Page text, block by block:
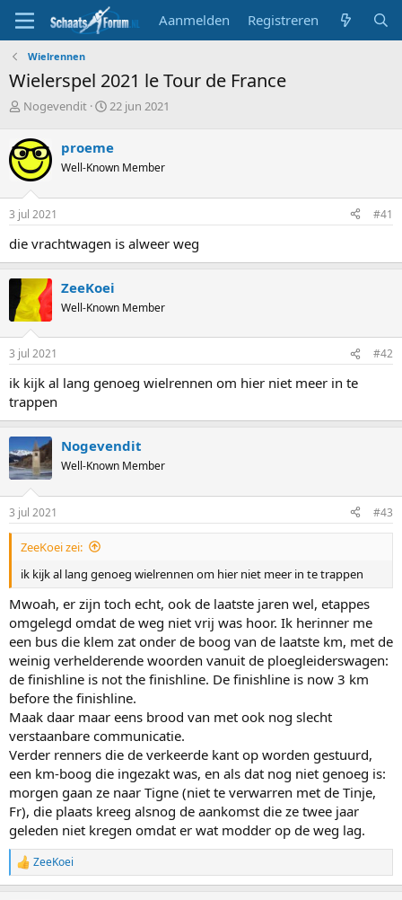
Aanmelden Registreren
Wielrennen
Wielerspel 2021 le Tour de France
T
p
i
c
s
t
a
t
e
r
Nogevendit
S
r
t
a
m
22 jun 2021
proeme
Well-Known Member
3 jul 2021 #41
die vrachtwagen is alweer weg
ZeeKoei
Well-Known Member
3 jul 2021 #42
ik kijk al lang genoeg wielrennen om hier niet meer in te
trappen
Nogevendit
Well-Known Member
3 jul 2021 #43
ZeeKoei zei:
ik kijk al lang genoeg wielrennen om hier niet meer in te trappen
Mwoah, er zijn toch echt, ook de laatste jaren wel, etappes
omgelegd omdat de weg niet vrij was hoor. Ik herinner me
een bus die klem zat onder de boog van de laatste km, met de
weinig verhelderende woorden vanuit de ploegleiderswagen:
de finishline is not the finishline. De finishline is now 3 km
before the finishline.
Maak daar maar eens brood van met ook nog slecht
verstaanbare communicatie.
Verder renners die de verkeerde kant op worden gestuurd,
een km-boog die ingezakt was, en als dat nog niet genoeg is:
morgen gaan ze naar Tigne (niet te verwarren met de Tinje,
Fr), die plaats kreeg alsnog de aankomst die ze twee jaar
geleden niet kregen omdat er wat modder op de weg lag.
R
e
ZeeKoei